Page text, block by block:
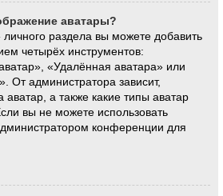
аватары?
раздела вы можете добавить
четырёх инструментов:
«Удалённая аватара» или
От администратора зависит,
а также какие типы аватар
вы не можете использовать
конференции для